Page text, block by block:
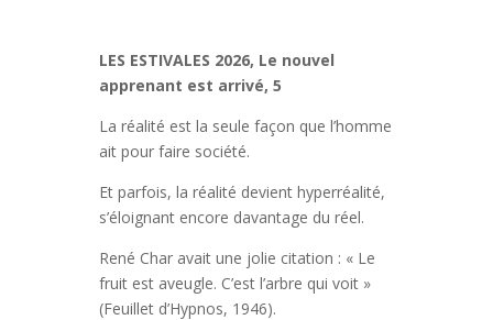
LES ESTIVALES 2026, Le nouvel
apprenant est arrivé, 5
La réalité est la seule façon que l’homme
ait pour faire société.
Et parfois, la réalité devient hyperréalité,
s’éloignant encore davantage du réel.
René Char avait une jolie citation : « Le
fruit est aveugle. C’est l’arbre qui voit »
(Feuillet d’Hypnos, 1946).